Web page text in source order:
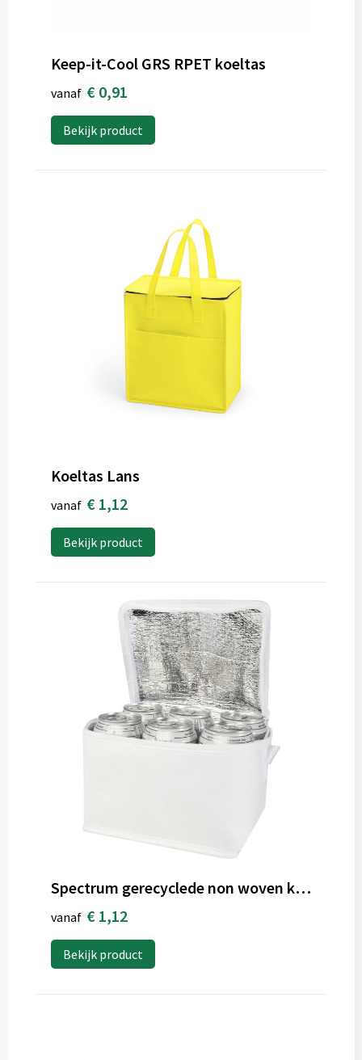
Keep-it-Cool GRS RPET koeltas
vanaf € 0,91
Bekijk product
Koeltas Lans
vanaf € 1,12
Bekijk product
Spectrum gerecyclede non woven koeltas voor 6 blikjes 4l
vanaf € 1,12
Bekijk product